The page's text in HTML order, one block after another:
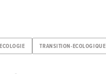
ECOLOGIE TRANSITION-ECOLOGIQUE